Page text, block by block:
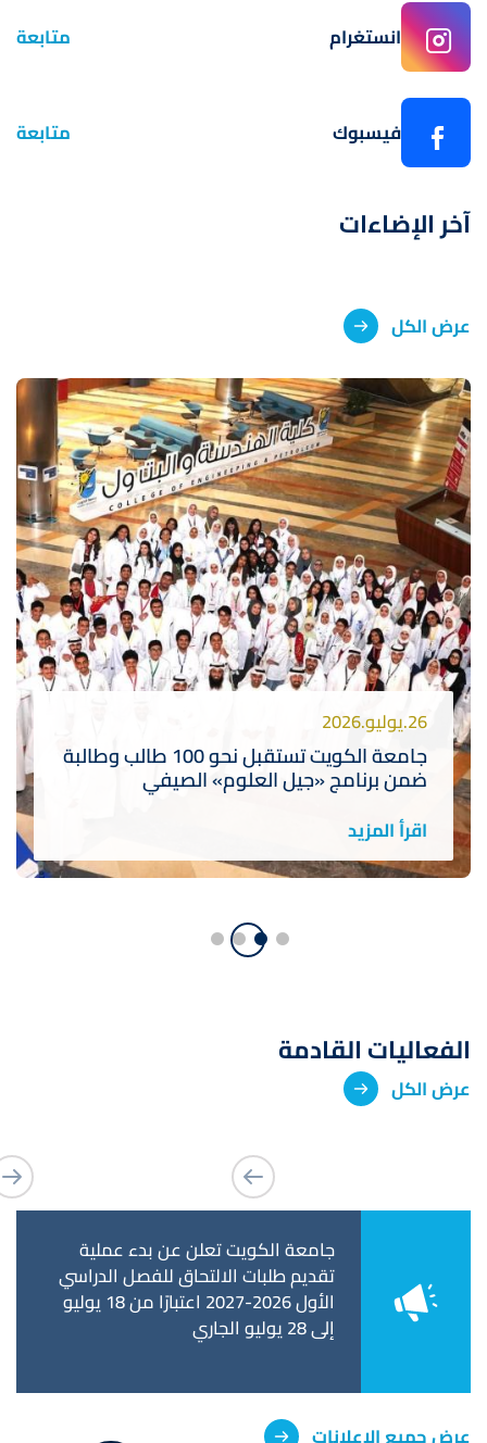
انستغرام متابعة
فيسبوك متابعة
آخر الإضاءات
عرض الكل
26.يوليو.2026
جامعة الكويت تستقبل نحو 100 طالب وطالبة
ضمن برنامج «جيل العلوم» الصيفي
اقرأ المزيد
الفعاليات القادمة
عرض الكل
وكلية
إلى كلية
جامعة الكويت تعلن عن بدء عملية
تقديم طلبات الالتحاق للفصل الدراسي
الأول 2026-2027 اعتبارًا من 18 يوليو
إلى 28 يوليو الجاري
عرض جميع الإعلانات